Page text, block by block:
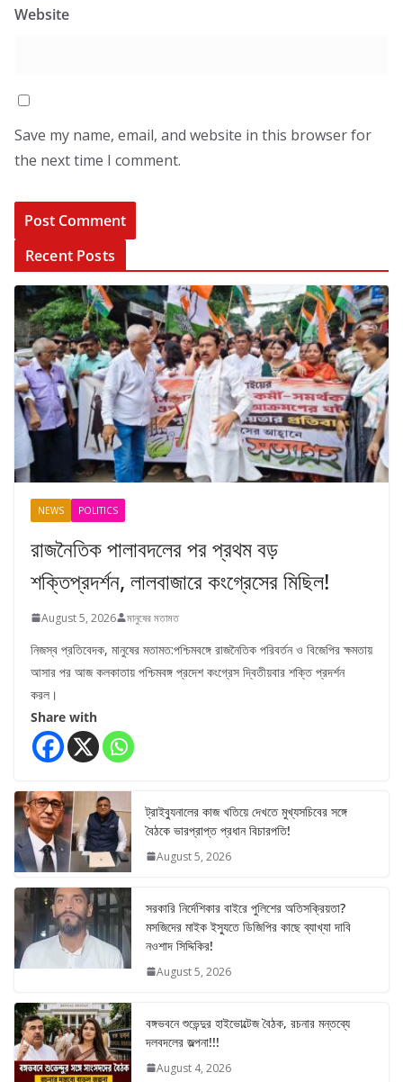
Website
Save my name, email, and website in this browser for
the next time I comment.
Recent Posts
NEWS POLITICS
রাজনৈতিক পালাবদলের পর প্রথম বড়
শক্তিপ্রদর্শন, লালবাজারে কংগ্রেসের মিছিল!
August 5, 2026 মানুষের মতামত
নিজস্ব প্রতিবেদক, মানুষের মতামত:পশ্চিমবঙ্গে রাজনৈতিক পরিবর্তন ও বিজেপির ক্ষমতায়
আসার পর আজ কলকাতায় পশ্চিমবঙ্গ প্রদেশ কংগ্রেস দ্বিতীয়বার শক্তি প্রদর্শন
করল।
Share with
ট্রাইব্যুনালের কাজ খতিয়ে দেখতে মুখ্যসচিবের সঙ্গে
বৈঠকে ভারপ্রাপ্ত প্রধান বিচারপতি!
August 5, 2026
সরকারি নির্দেশিকার বাইরে পুলিশের অতিসক্রিয়তা?
মসজিদের মাইক ইস্যুতে ডিজিপির কাছে ব্যাখ্যা দাবি
নওশাদ সিদ্দিকির!
August 5, 2026
বঙ্গভবনে শুভেন্দুর হাইভোল্টেজ বৈঠক, রচনার মন্তব্যে
দলবদলের জল্পনা!!!
August 4, 2026